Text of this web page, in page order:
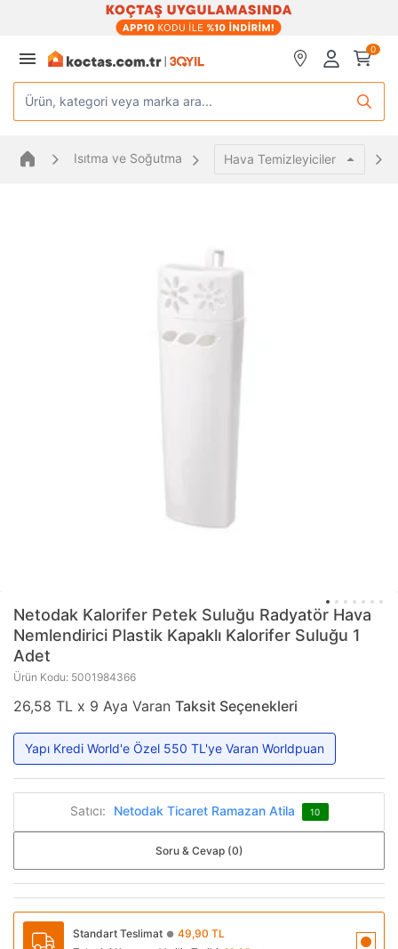
0
Ürün, kategori veya marka ara...
Isıtma ve Soğutma Hava Temizleyiciler
Netodak Kalorifer Petek Suluğu Radyatör Hava
Nemlendirici Plastik Kapaklı Kalorifer Suluğu 1
Adet
Ürün Kodu: 5001984366
26,58 TL x 9 Aya Varan Taksit Seçenekleri
Yapı Kredi World'e Özel 550 TL'ye Varan Worldpuan
Satıcı: Netodak Ticaret Ramazan Atila 10
Soru & Cevap (0)
Standart Teslimat ● 49,90 TL